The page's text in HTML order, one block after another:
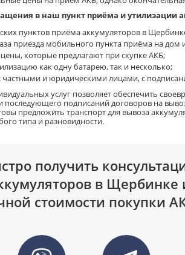
в наш пункт приёма и утилизации
пунктов приёма аккумуляторов в
приезда мобильного пункта приёма на
которые предлагают при скупке АКБ;
как одну батарею, так и несколько;
частными и юридическими лицами, с
услуг позволяет обеспечить
последующего подписаний договоров на
предложить транспорт для вывоза
типа и разновидности.
получить
в Щербинке
стоимости покупки